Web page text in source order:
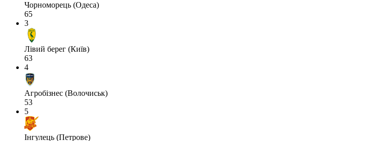
Чорноморець (Одеса)
65
3
Лівий берег (Київ)
63
4
Агробізнес (Волочиськ)
53
5
Інгулець (Петрове)